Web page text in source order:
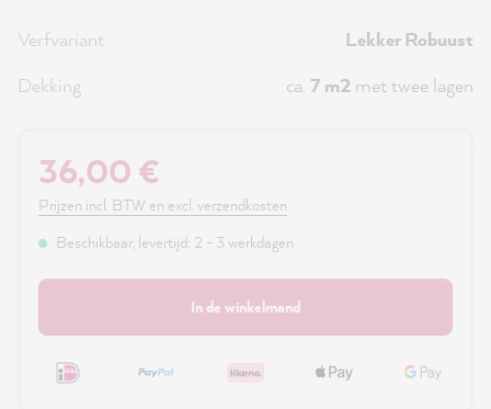
Verfvariant
Lekker Robuust
Dekking
ca. 7 m2 met twee lagen
36,00 €
Prijzen incl. BTW en excl. verzendkosten
Beschikbaar, levertijd: 2 - 3 werkdagen
In de winkelmand